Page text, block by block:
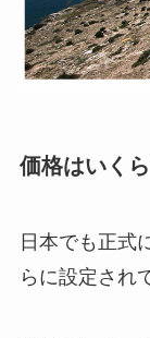
価格はいく
日本でも正式
らに設定され